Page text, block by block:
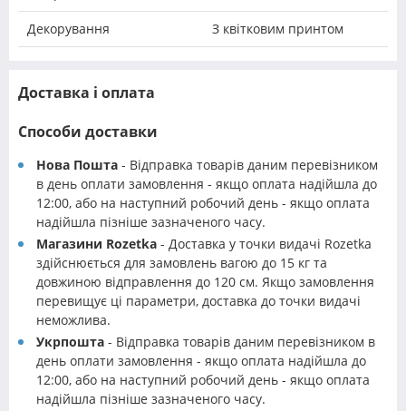
Декорування З квітковим принтом
Доставка і оплата
Способи доставки
Нова Пошта - Відправка товарів даним перевізником
в день оплати замовлення - якщо оплата надійшла до
12:00, або на наступний робочий день - якщо оплата
надійшла пізніше зазначеного часу.
Магазини Rozetka - Доставка у точки видачі Rozetka
здійснюється для замовлень вагою до 15 кг та
довжиною відправлення до 120 см. Якщо замовлення
перевищує ці параметри, доставка до точки видачі
неможлива.
Укрпошта - Відправка товарів даним перевізником в
день оплати замовлення - якщо оплата надійшла до
12:00, або на наступний робочий день - якщо оплата
надійшла пізніше зазначеного часу.